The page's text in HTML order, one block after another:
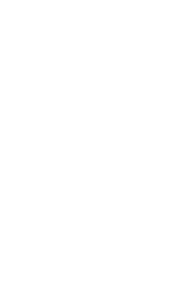
但覺得此題